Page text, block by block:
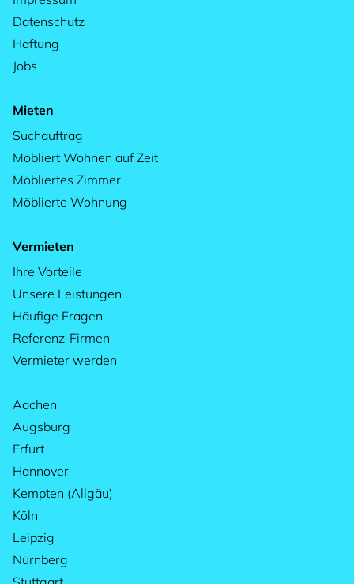
Datenschutz
Haftung
Jobs
Mieten
Suchauftrag
Möbliert Wohnen auf Zeit
Möbliertes Zimmer
Möblierte Wohnung
Vermieten
Ihre Vorteile
Unsere Leistungen
Häufige Fragen
Referenz-Firmen
Vermieter werden
Aachen
Augsburg
Erfurt
Hannover
Kempten (Allgäu)
Köln
Leipzig
Nürnberg